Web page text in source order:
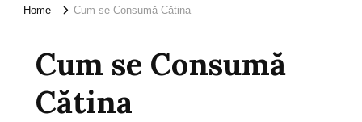
Home Cum se Consumă Cătina
Cum se Consumă
Cătina